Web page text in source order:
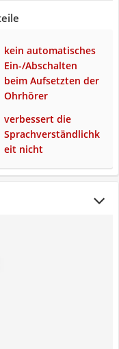
kein automatisches
Ein-/Abschalten
beim Aufsetzten der
Ohrhörer
verbessert die
Sprachverständlichk
eit nicht